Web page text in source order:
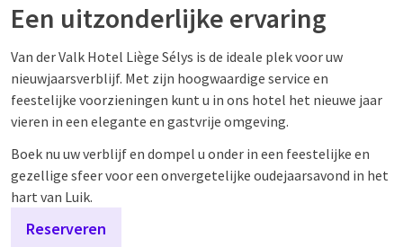
Een uitzonderlijke ervaring
Van der Valk Hotel Liège Sélys is de ideale plek voor uw
nieuwjaarsverblijf. Met zijn hoogwaardige service en
feestelijke voorzieningen kunt u in ons hotel het nieuwe jaar
vieren in een elegante en gastvrije omgeving.
Boek nu uw verblijf en dompel u onder in een feestelijke en
gezellige sfeer voor een onvergetelijke oudejaarsavond in het
hart van Luik.
Reserveren